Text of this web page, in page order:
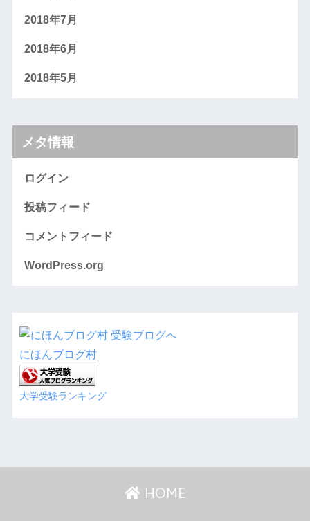
2018年7月
2018年6月
2018年5月
メタ情報
ログイン
投稿フィード
コメントフィード
WordPress.org
にほんブログ村
大学受験ランキング
HOME